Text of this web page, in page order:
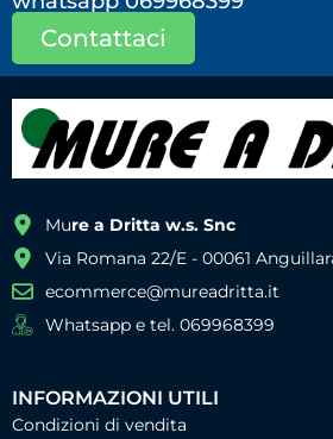
Contattaci
Mure a Dritta w.s. Snc
Via Romana 22/E - 00061
ecommerce@mureadritta.it
Whatsapp e tel. 069968399
INFORMAZIONI UTILI
Condizioni di vendita